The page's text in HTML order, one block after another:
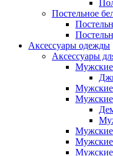
Постельное
Аксессуары одежды
Аксессуары
Мужские
Мужские
Мужские